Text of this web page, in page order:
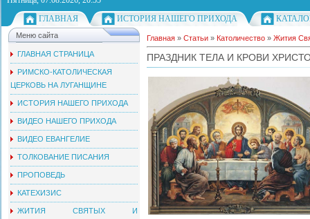
ГЛАВНАЯ
ИСТОРИЯ НАШЕГО ПРИХОДА
Меню сайта
ГЛАВНАЯ СТРАНИЦА
РИМСКО-КАТОЛИЧЕСКАЯ
ЦЕРКОВЬ НА ЛУГАНЩИНЕ
ИСТОРИЯ НАШЕГО ПРИХОДА
ВИДЕО НАШЕГО ПРИХОДА
ВИДЕО ЕВАНГЕЛИЕ
ТОЛКОВАНИЕ ПИСАНИЯ
ПРОПОВЕДЬ
КАТЕХИЗИС
ЖИТИЯ СВЯТЫХ И
Главная » Статьи » Католичество » Жития
ПРАЗДНИК ТЕЛА И КРОВИ